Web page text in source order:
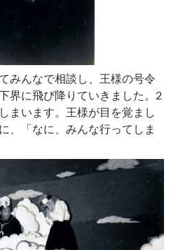
みんなで相談し、王様の号令
界に飛び降りていきました。2
まいます。王様が目を覚まし
、「なに、みんな行ってしま